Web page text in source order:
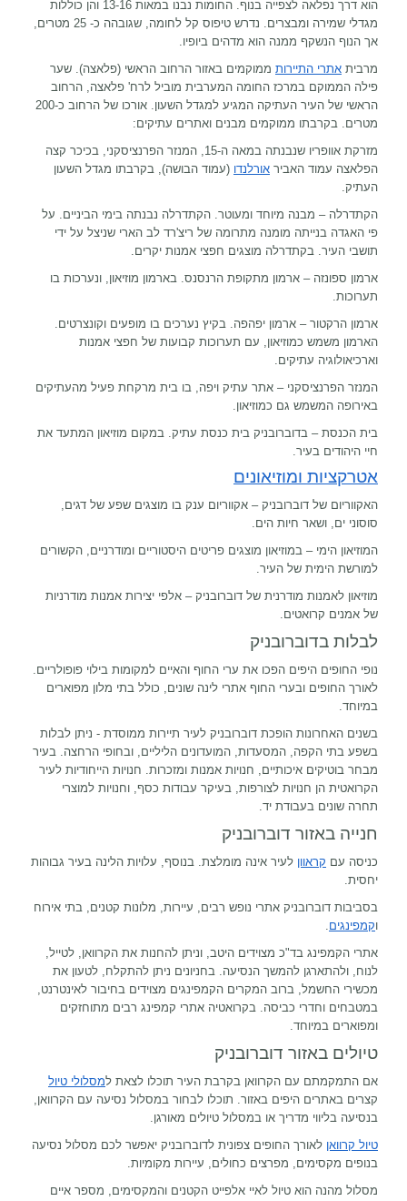
הוא דרך נפלאה לצפייה בנוף. החומות נבנו במאות 13-16 והן כוללות
מגדלי שמירה ומבצרים. נדרש טיפוס קל לחומה, שגובהה כ- 25 מטרים,
אך הנוף הנשקף ממנה הוא מדהים ביופיו.
מרבית אתרי התיירות ממוקמים באזור הרחוב הראשי (פלאצה). שער
פילה הממוקם במרכז החומה המערבית מוביל לרח' פלאצה, הרחוב
הראשי של העיר העתיקה המגיע למגדל השעון. אורכו של הרחוב כ-200
מטרים. בקרבתו ממוקמים מבנים ואתרים עתיקים:
מזרקת אוופריו שנבנתה במאה ה-15, המנזר הפרנציסקני, בכיכר קצה
הפלאצה עמוד האביר אורלנדו (עמוד הבושה), בקרבתו מגדל השעון
העתיק.
הקתדרלה – מבנה מיוחד ומעוטר. הקתדרלה נבנתה בימי הביניים. על
פי האגדה בנייתה מומנה מתרומה של ריצ'רד לב הארי שניצל על ידי
תושבי העיר. בקתדרלה מוצגים חפצי אמנות יקרים.
ארמון ספונזה – ארמון מתקופת הרנסנס. בארמון מוזיאון, ונערכות בו
תערוכות.
ארמון הרקטור – ארמון יפהפה. בקיץ נערכים בו מופעים וקונצרטים.
הארמון משמש כמוזיאון, עם תערוכות קבועות של חפצי אמנות
וארכיאולוגיה עתיקים.
המנזר הפרנציסקני – אתר עתיק ויפה, בו בית מרקחת פעיל מהעתיקים
באירופה המשמש גם כמוזיאון.
בית הכנסת – בדוברובניק בית כנסת עתיק. במקום מוזיאון המתעד את
חיי היהודים בעיר.
אטרקציות ומוזיאונים
האקווריום של דוברובניק – אקווריום ענק בו מוצגים שפע של דגים,
סוסוני ים, ושאר חיות הים.
המוזיאון הימי – במוזיאון מוצגים פריטים היסטוריים ומודרניים, הקשורים
למורשת הימית של העיר.
מוזיאון לאמנות מודרנית של דוברובניק – אלפי יצירות אמנות מודרניות
של אמנים קרואטים.
לבלות בדוברובניק
נופי החופים היפים הפכו את ערי החוף והאיים למקומות בילוי פופולריים.
לאורך החופים ובערי החוף אתרי לינה שונים, כולל בתי מלון מפוארים
במיוחד.
בשנים האחרונות הופכת דוברובניק לעיר תיירות ממוסדת - ניתן לבלות
בשפע בתי הקפה, המסעדות, המועדונים הליליים, ובחופי הרחצה. בעיר
מבחר בוטיקים איכותיים, חנויות אמנות ומזכרות. חנויות הייחודיות לעיר
הקרואטית הן חנויות לצורפות, בעיקר עבודות כסף, וחנויות למוצרי
תחרה שונים בעבודת יד.
חנייה באזור דוברובניק
כניסה עם קראוון לעיר אינה מומלצת. בנוסף, עלויות הלינה בעיר גבוהות
יחסית.
בסביבות דוברובניק אתרי נופש רבים, עיירות, מלונות קטנים, בתי אירוח
וקמפינגים.
אתרי הקמפינג בד"כ מצוידים היטב, וניתן להחנות את הקרוואן, לטייל,
לנוח, ולהתארגן להמשך הנסיעה. בחניונים ניתן להתקלח, לטעון את
מכשירי החשמל, ברוב המקרים הקמפינגים מצוידים בחיבור לאינטרנט,
במטבחים וחדרי כביסה. בקרואטיה אתרי קמפינג רבים מתוחזקים
ומפוארים במיוחד.
טיולים באזור דוברובניק
אם התמקמתם עם הקרוואן בקרבת העיר תוכלו לצאת למסלולי טיול
קצרים באתרים היפים באזור. תוכלו לבחור במסלול נסיעה עם הקרוואן,
בנסיעה בליווי מדריך או במסלול טיולים מאורגן.
טיול קרוואן לאורך החופים צפונית לדוברובניק יאפשר לכם מסלול נסיעה
בנופים מקסימים, מפרצים כחולים, עיירות מקומיות.
מסלול מהנה הוא טיול לאיי אלפייט הקטנים והמקסימים, מספר איים